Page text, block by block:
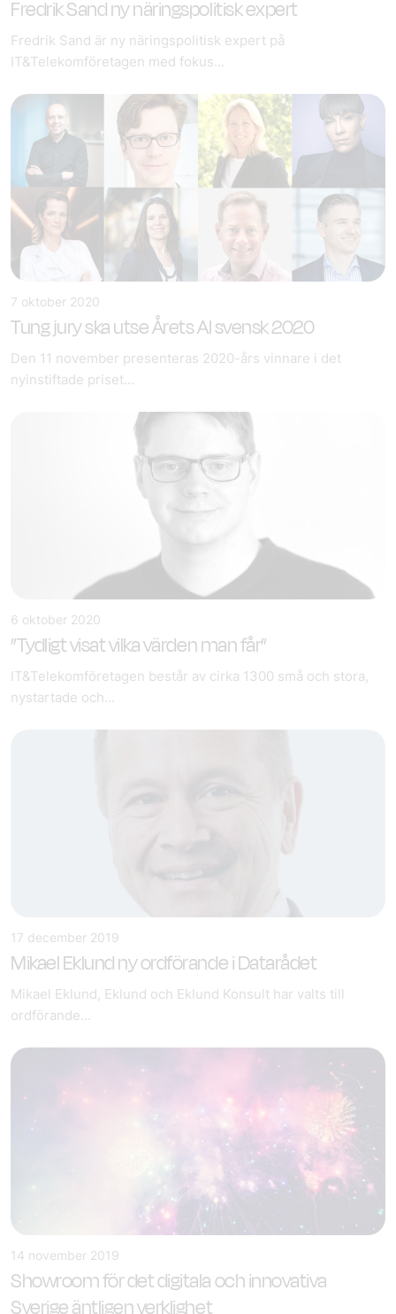
Fredrik Sand ny näringspolitisk expert
Fredrik Sand är ny näringspolitisk expert på
IT&Telekomföretagen med fokus...
7 oktober 2020
Tung jury ska utse Årets AI svensk 2020
Den 11 november presenteras 2020-års vinnare i det
nyinstiftade priset...
6 oktober 2020
”Tydligt visat vilka värden man får”
IT&Telekom­företagen består av cirka 1300 små och stora,
nystartade och...
17 december 2019
Mikael Eklund ny ordförande i Datarådet
Mikael Eklund, Eklund och Eklund Konsult har valts till
ordförande...
14 november 2019
Showroom för det digitala och innovativa
Sverige äntligen verklighet